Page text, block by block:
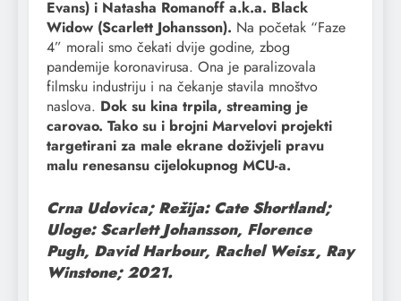
Evans) i Natasha Romanoff a.k.a. Black
Widow (Scarlett Johansson). Na početak “Faze
4” morali smo čekati dvije godine, zbog
pandemije koronavirusa. Ona je paralizovala
filmsku industriju i na čekanje stavila mnoštvo
naslova. Dok su kina trpila, streaming je
carovao. Tako su i brojni Marvelovi projekti
targetirani za male ekrane doživjeli pravu
malu renesansu cijelokupnog MCU-a.
Crna Udovica; Režija: Cate Shortland;
Uloge: Scarlett Johansson, Florence
Pugh, David Harbour, Rachel Weisz, Ray
Winstone; 2021.